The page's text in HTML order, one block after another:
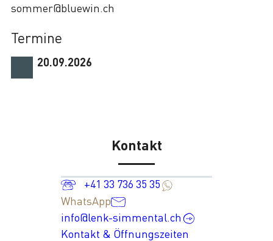
Termine
20.09.2026
sommer@bluewin.ch
Kontakt
+41 33 736 35 35
WhatsApp
info@lenk-simmental.ch
Kontakt & Öffnungszeiten